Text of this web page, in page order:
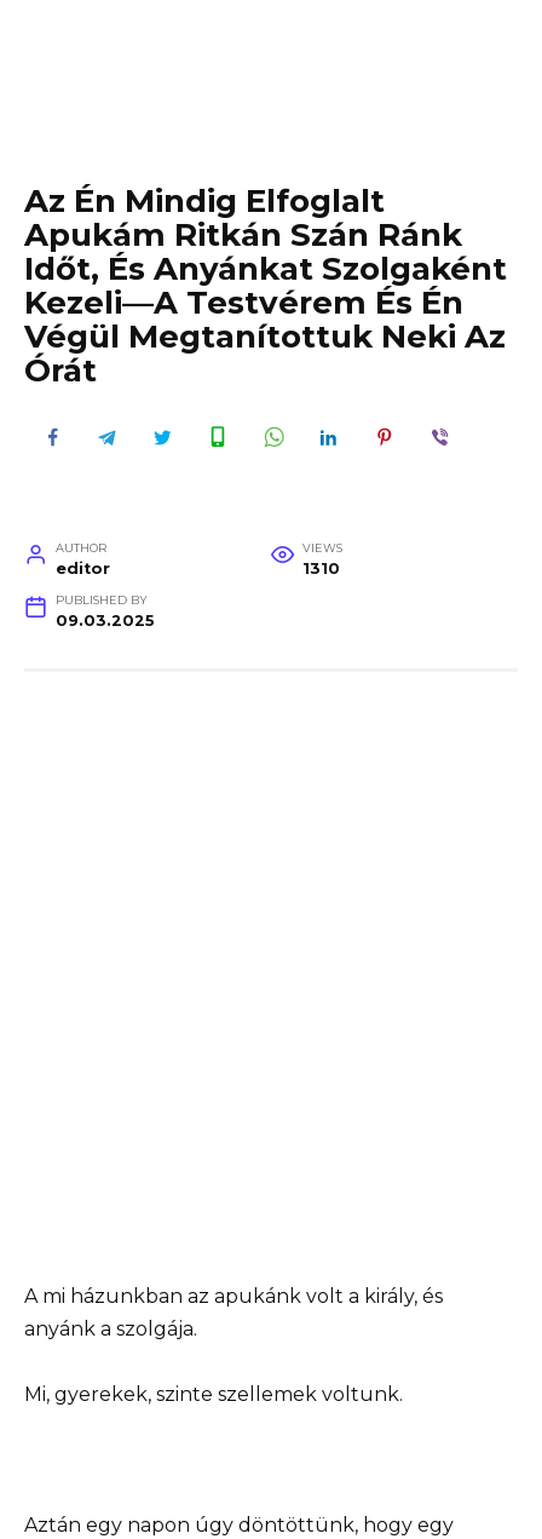
Az Én Mindig Elfoglalt
Apukám Ritkán Szán Ránk
Időt, És Anyánkat Szolgaként
Kezeli—A Testvérem És Én
Végül Megtanítottuk Neki Az
Órát
AUTHOR
editor
VIEWS
1310
PUBLISHED BY
09.03.2025
A mi házunkban az apukánk volt a király, és
anyánk a szolgája.
Mi, gyerekek, szinte szellemek voltunk.
Aztán egy napon úgy döntöttünk, hogy egy